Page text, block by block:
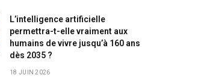
L’intelligence artificielle
permettra-t-elle vraiment aux
humains de vivre jusqu’à 160 ans
dès 2035 ?
18 JUIN 2026